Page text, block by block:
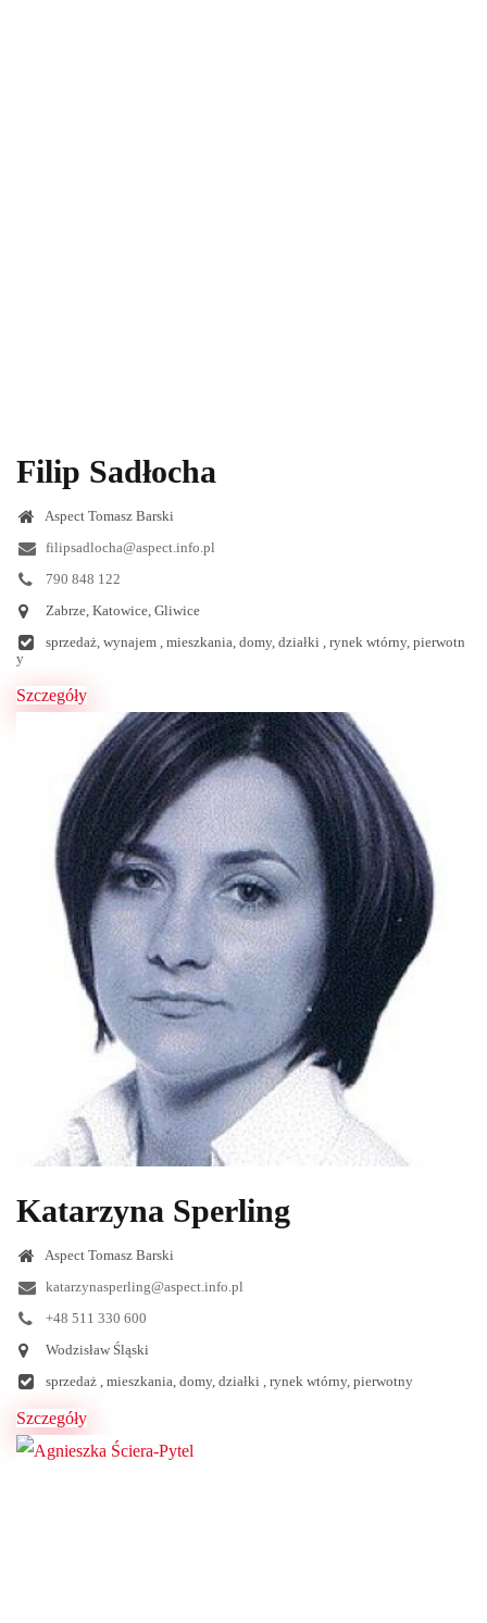
Filip Sadłocha
Aspect Tomasz Barski
filipsadlocha@aspect.info.pl
790 848 122
Zabrze, Katowice, Gliwice
sprzedaż, wynajem , mieszkania, domy, działki , rynek wtórny, pierwotn
y
Szczegóły
Katarzyna Sperling
Aspect Tomasz Barski
katarzynasperling@aspect.info.pl
+48 511 330 600
Wodzisław Śląski
sprzedaż , mieszkania, domy, działki , rynek wtórny, pierwotny
Szczegóły